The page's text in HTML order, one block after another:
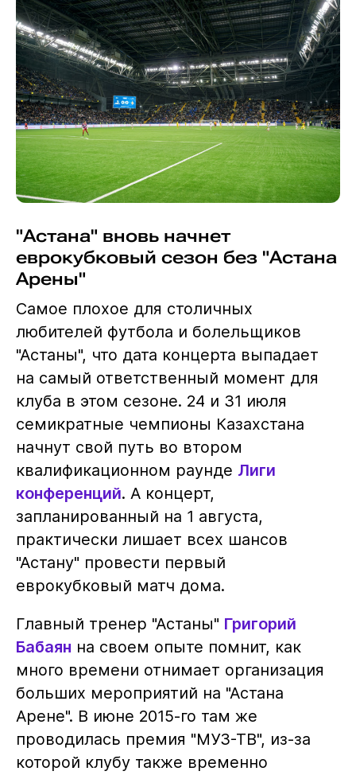
"Астана" вновь начнет
еврокубковый сезон без "Астана
Арены"
Самое плохое для столичных
любителей футбола и болельщиков
"Астаны", что дата концерта выпадает
на самый ответственный момент для
клуба в этом сезоне. 24 и 31 июля
семикратные чемпионы Казахстана
начнут свой путь во втором
квалификационном раунде Лиги
конференций. А концерт,
запланированный на 1 августа,
практически лишает всех шансов
"Астану" провести первый
еврокубковый матч дома.
Главный тренер "Астаны" Григорий
Бабаян на своем опыте помнит, как
много времени отнимает организация
больших мероприятий на "Астана
Арене". В июне 2015-го там же
проводилась премия "МУЗ-ТВ", из-за
которой клубу также временно